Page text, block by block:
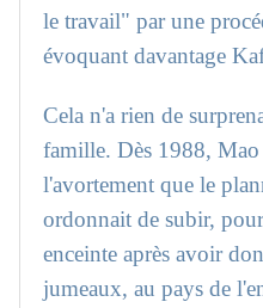
le travail" par une
évoquant davantage
Cela n'a rien de
famille. Dès 1988,
l'avortement que le
ordonnait de subir,
enceinte après avoir
jumeaux, au pays de